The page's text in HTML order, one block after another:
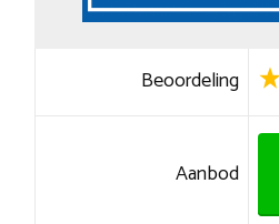
Beoordeling
Aanbod